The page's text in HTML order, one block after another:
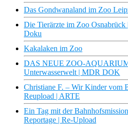
Das Gondwanaland im Zoo
Die Tierärzte im Zoo
Doku
Kakalaken im Zoo
DAS NEUE ZOO-
Unterwasserwelt | MDR DOK
Christiane F. – Wir Kinder vom
Reupload | ARTE
Ein Tag mit der
Reportage | Re-Upload